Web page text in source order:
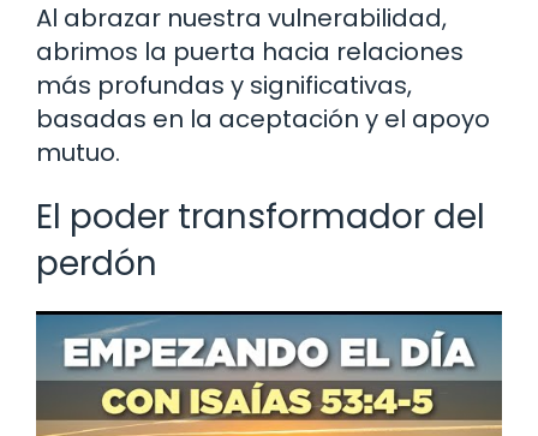
Al abrazar nuestra vulnerabilidad,
abrimos la puerta hacia relaciones
más profundas y significativas,
basadas en la aceptación y el apoyo
mutuo.
El poder transformador del
perdón